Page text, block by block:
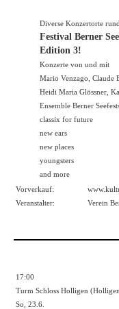
Diverse Konzertorte
Festival Berner
Edition 3!
Konzerte von und mit
Mario Venzago, Claude
Heidi Maria Glössner,
Ensemble Berner
classix for future
new ears
new places
youngsters
and more
Vorverkauf:
Veranstalter:
Verein
17:00
Turm Schloss Holligen
So, 23.6.